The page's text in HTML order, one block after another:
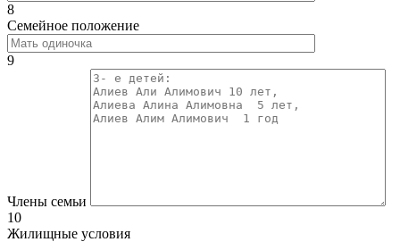
8
Семейное положение
9
Члены семьи
10
Жилищные условия